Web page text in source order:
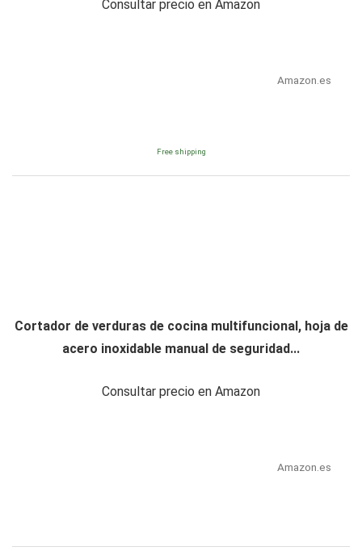
Consultar precio en Amazon
Amazon.es
Free shipping
Cortador de verduras de cocina multifuncional, hoja de
acero inoxidable manual de seguridad...
Consultar precio en Amazon
Amazon.es